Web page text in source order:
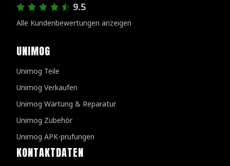
9.5
Alle Kundenbewertungen anzeigen
UNIMOG
Unimog Teile
Unimog Verkaufen
Unimog Wartung & Reparatur
Unimog Zubehör
Unimog APK-prufungen
KONTAKTDATEN